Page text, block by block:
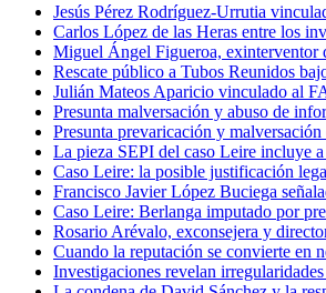
Jesús Pérez Rodríguez-Urrutia
Carlos López de las Heras entre los
Miguel Ángel Figueroa, exinterventor
Rescate público a Tubos Reunidos
Julián Mateos Aparicio vinculado al
Presunta malversación y abuso de
Presunta prevaricación y
La pieza SEPI del caso Leire incluye
Caso Leire: la posible justificación
Francisco Javier López Buciega
Caso Leire: Berlanga imputado por
Rosario Arévalo, exconsejera y
Cuando la reputación se convierte en
Investigaciones revelan